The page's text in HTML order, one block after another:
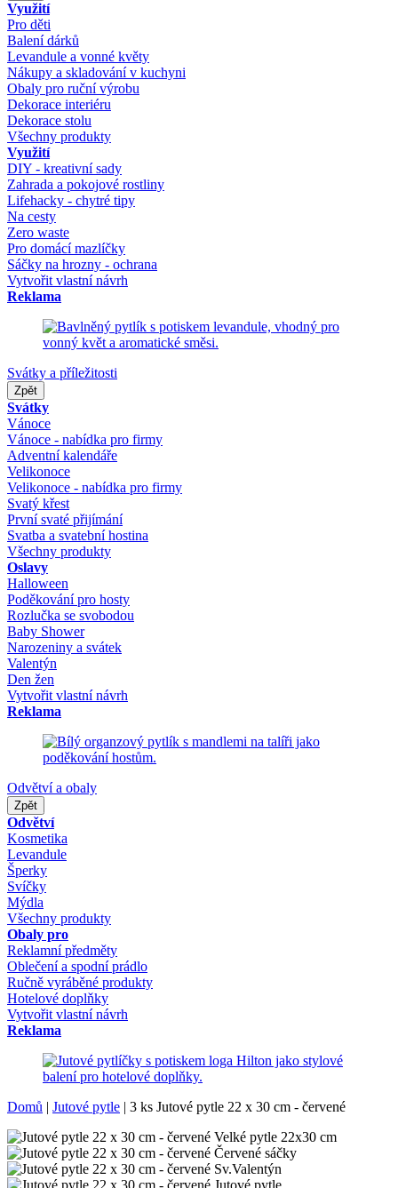
Využití
Pro děti
Balení dárků
Levandule a vonné květy
Nákupy a skladování v kuchyni
Obaly pro ruční výrobu
Dekorace interiéru
Dekorace stolu
Všechny produkty
Využití
DIY - kreativní sady
Zahrada a pokojové rostliny
Lifehacky - chytré tipy
Na cesty
Zero waste
Pro domácí mazlíčky
Sáčky na hrozny - ochrana
Vytvořit vlastní návrh
Reklama
Svátky a příležitosti
Zpět
Svátky
Vánoce
Vánoce - nabídka pro firmy
Adventní kalendáře
Velikonoce
Velikonoce - nabídka pro firmy
Svatý křest
První svaté přijímání
Svatba a svatební hostina
Všechny produkty
Oslavy
Halloween
Poděkování pro hosty
Rozlučka se svobodou
Baby Shower
Narozeniny a svátek
Valentýn
Den žen
Vytvořit vlastní návrh
Reklama
Odvětví a obaly
Zpět
Odvětví
Kosmetika
Levandule
Šperky
Svíčky
Mýdla
Všechny produkty
Obaly pro
Reklamní předměty
Oblečení a spodní prádlo
Ručně vyráběné produkty
Hotelové doplňky
Vytvořit vlastní návrh
Reklama
Domů | Jutové pytle | 3 ks Jutové pytle 22 x 30 cm - červené